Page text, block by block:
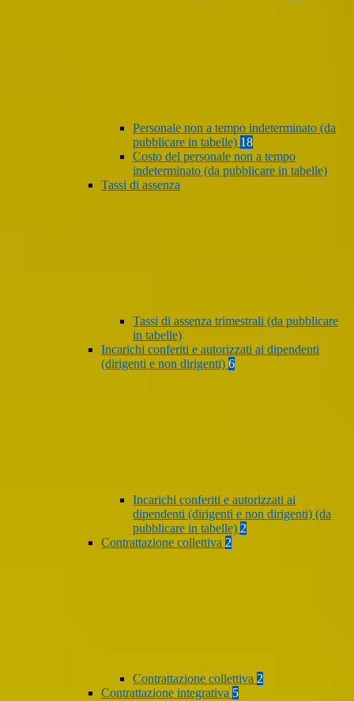
Personale non a tempo indeterminato (da
pubblicare in tabelle) 18
Costo del personale non a tempo
indeterminato (da pubblicare in tabelle)
Tassi di assenza
Tassi di assenza trimestrali (da pubblicare
in tabelle)
Incarichi conferiti e autorizzati ai dipendenti
(dirigenti e non dirigenti) 6
Incarichi conferiti e autorizzati ai
dipendenti (dirigenti e non dirigenti) (da
pubblicare in tabelle) 2
Contrattazione collettiva 2
Contrattazione collettiva 2
Contrattazione integrativa 5